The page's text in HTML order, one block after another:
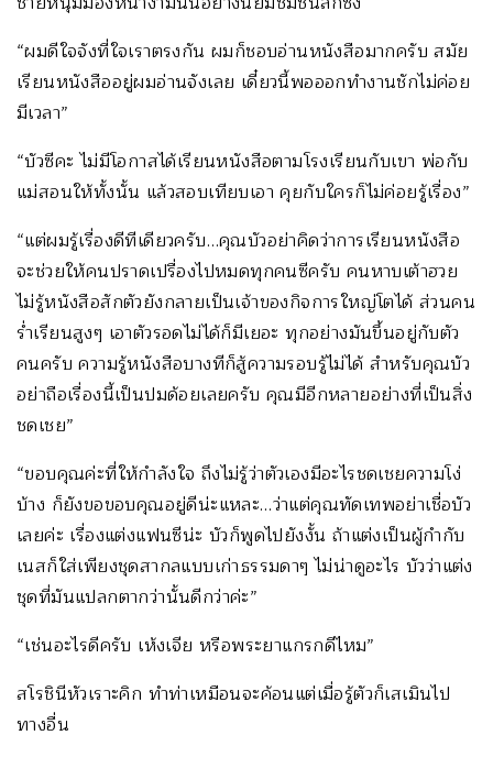
“ผมดีใจจังที่ใจเราตรงกัน ผมก็ชอบอ่านหนังสือมากครับ สมัย
เรียนหนังสืออยู่ผมอ่านจังเลย เดี๋ยวนี้พอออกทำงานชักไม่ค่อย
มีเวลา”
“บัวซีคะ ไม่มีโอกาสได้เรียนหนังสือตามโรงเรียนกับเขา พ่อกับ
แม่สอนให้ทั้งนั้น แล้วสอบเทียบเอา คุยกับใครก็ไม่ค่อยรู้เรื่อง”
“แต่ผมรู้เรื่องดีทีเดียวครับ…คุณบัวอย่าคิดว่าการเรียนหนังสือ
จะช่วยให้คนปราดเปรื่องไปหมดทุกคนซีครับ คนหาบเต้าฮวย
ไม่รู้หนังสือสักตัวยังกลายเป็นเจ้าของกิจการใหญ่โตได้ ส่วนคน
ร่ำเรียนสูงๆ เอาตัวรอดไม่ได้ก็มีเยอะ ทุกอย่างมันขึ้นอยู่กับตัว
คนครับ ความรู้หนังสือบางทีก็สู้ความรอบรู้ไม่ได้ สำหรับคุณบัว
อย่าถือเรื่องนี้เป็นปมด้อยเลยครับ คุณมีอีกหลายอย่างที่เป็นสิ่ง
ชดเชย”
“ขอบคุณค่ะที่ให้กำลังใจ ถึงไม่รู้ว่าตัวเองมีอะไรชดเชยความโง่
บ้าง ก็ยังขอขอบคุณอยู่ดีน่ะแหละ…ว่าแต่คุณทัดเทพอย่าเชื่อบัว
เลยค่ะ เรื่องแต่งแฟนซีน่ะ บัวก็พูดไปยังงั้น ถ้าแต่งเป็นผู้กำกับ
เนสก็ใส่เพียงชุดสากลแบบเก่าธรรมดาๆ ไม่น่าดูอะไร บัวว่าแต่ง
ชุดที่มันแปลกตากว่านั้นดีกว่าค่ะ”
“เช่นอะไรดีครับ เห้งเจีย หรือพระยาแกรกดีไหม”
สโรชินีหัวเราะคิก ทำท่าเหมือนจะค้อนแต่เมื่อรู้ตัวก็เสเมินไป
ทางอื่น